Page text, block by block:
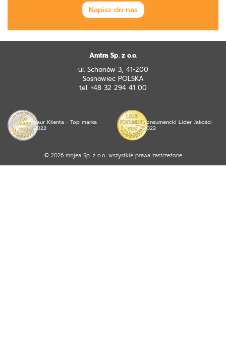
Napisz do nas
Amtra Sp. z o.o.
ul. Schonów 3, 41-200
Sosnowiec POLSKA
tel. +48 32 294 41 00
Laur Klienta - Top marka
2022
Konsumencki Lider Jakości
2022
© 2026 mojea Sp. z o.o. wszystkie prawa zastrzeżone